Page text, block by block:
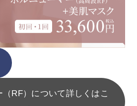
RF）について詳しくはこ